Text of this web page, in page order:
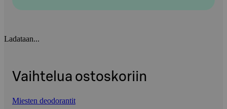
Ladataan...
Vaihtelua ostoskoriin
Miesten deodorantit